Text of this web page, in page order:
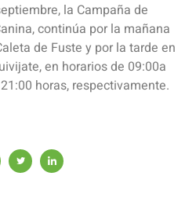
la Campaña de
continúa por la mañana
de Fuste y por la tarde en
en horarios de 09:00a
horas, respectivamente.